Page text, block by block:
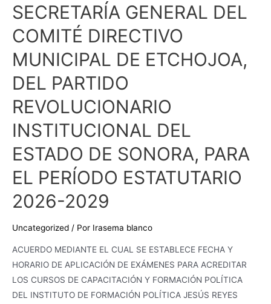
SECRETARÍA GENERAL DEL
COMITÉ DIRECTIVO
MUNICIPAL DE ETCHOJOA,
DEL PARTIDO
REVOLUCIONARIO
INSTITUCIONAL DEL
ESTADO DE SONORA, PARA
EL PERÍODO ESTATUTARIO
2026-2029
Uncategorized / Por Irasema blanco
ACUERDO MEDIANTE EL CUAL SE ESTABLECE FECHA Y
HORARIO DE APLICACIÓN DE EXÁMENES PARA ACREDITAR
LOS CURSOS DE CAPACITACIÓN Y FORMACIÓN POLÍTICA
DEL INSTITUTO DE FORMACIÓN POLÍTICA JESÚS REYES
DE
FORMACIÓN
POLÍTICA
JESÚS
REYES
HEROLES,
A.C.,
PARA
EL
PROCESO
ORDINARIO
DE
DE